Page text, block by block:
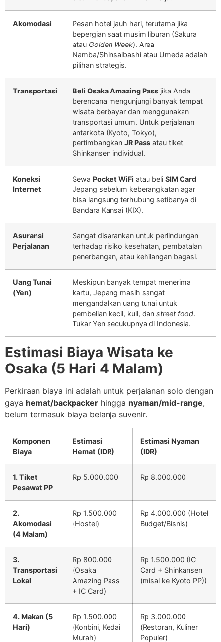
Akomodasi
Pesan hotel jauh hari, terutama jika
bepergian saat musim liburan (Sakura
atau Golden Week). Area
Namba/Shinsaibashi atau Umeda adalah
pilihan strategis.
Transportasi Beli Osaka Amazing Pass jika Anda
berencana mengunjungi banyak tempat
wisata berbayar dan menggunakan
transportasi umum. Untuk perjalanan
antarkota (Kyoto, Tokyo),
pertimbangkan JR Pass atau tiket
Shinkansen individual.
Koneksi
Internet
Sewa Pocket WiFi atau beli SIM Card
Jepang sebelum keberangkatan agar
bisa langsung terhubung setibanya di
Bandara Kansai (KIX).
Asuransi
Perjalanan
Sangat disarankan untuk perlindungan
terhadap risiko kesehatan, pembatalan
penerbangan, atau kehilangan bagasi.
Uang Tunai
(Yen)
Meskipun banyak tempat menerima
kartu, Jepang masih sangat
mengandalkan uang tunai untuk
pembelian kecil, kuil, dan street food.
Tukar Yen secukupnya di Indonesia.
Estimasi Biaya Wisata ke
Osaka (5 Hari 4 Malam)
Perkiraan biaya ini adalah untuk perjalanan solo dengan
gaya hemat/backpacker hingga nyaman/mid-range,
belum termasuk biaya belanja suvenir.
Komponen
Biaya
Estimasi
Hemat (IDR)
Estimasi Nyaman
(IDR)
1. Tiket
Pesawat PP
Rp 5.000.000 Rp 8.000.000
2.
Akomodasi
(4 Malam)
Rp 1.500.000
(Hostel)
Rp 4.000.000 (Hotel
Budget/Bisnis)
3.
Transportasi
Lokal
Rp 800.000
(Osaka
Amazing Pass
+ IC Card)
Rp 1.500.000 (IC
Card + Shinkansen
(misal ke Kyoto PP))
4. Makan (5
Hari)
Rp 1.500.000
(Konbini, Kedai
Murah)
Rp 3.000.000
(Restoran, Kuliner
Populer)